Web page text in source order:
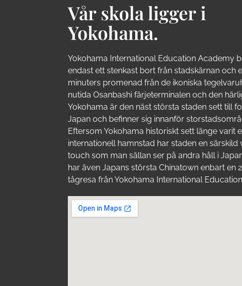
Vår skola ligger i
Yokohama.
Yokohama International Education Academy
endast ett stenkast bort från stadskärnan och
minuters promenad från de ikoniska
nutida Osanbashi färjeterminalen och den
Yokohama är den näst största staden sett till
Japan och befinner sig innanför
Eftersom Yokohama historiskt sett länge varit
internationell hamnstad har staden en särskild
touch som man sällan ser på andra håll i
har även Japans största Chinatown enbart en
tågresa från Yokohama International